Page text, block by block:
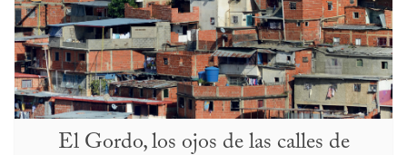
El Gordo, los ojos de las calles de